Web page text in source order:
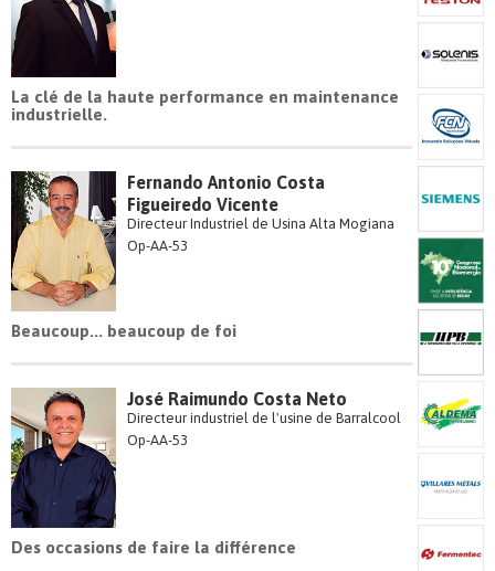
La clé de la haute performance en maintenance
industrielle.
Fernando Antonio Costa
Figueiredo Vicente
Directeur Industriel de Usina Alta Mogiana
Op-AA-53
Beaucoup... beaucoup de foi
José Raimundo Costa Neto
Directeur industriel de l'usine de Barralcool
Op-AA-53
Des occasions de faire la différence